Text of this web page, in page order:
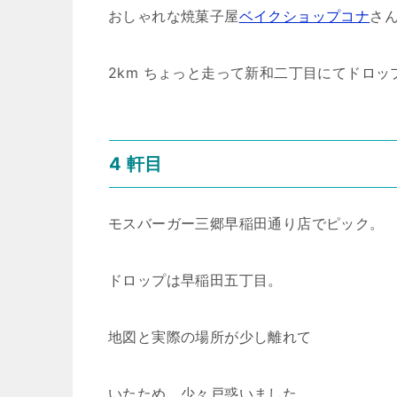
おしゃれな焼菓子屋ベイクショップコナさん
2km ちょっと走って新和二丁目にてドロッ
4 軒目
モスバーガー三郷早稲田通り店でピック。
ドロップは早稲田五丁目。
地図と実際の場所が少し離れて
いたため、少々戸惑いました。